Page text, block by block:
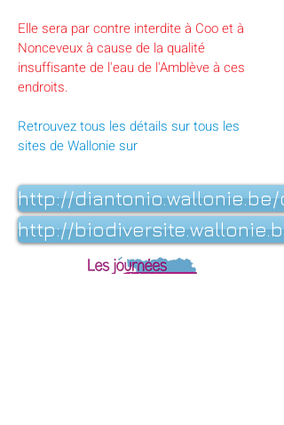
Elle sera par contre interdite à Coo et à
Nonceveux à cause de la qualité
insuffisante de l'eau de l'Amblève à ces
endroits.
Retrouvez tous les détails sur tous les
sites de Wallonie sur
http://
http://